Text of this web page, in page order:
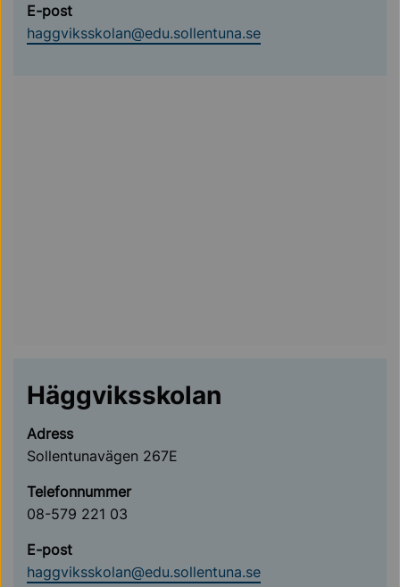
E-post
haggviksskolan@edu.sollentuna.se
Häggviksskolan
Adress
Sollentunavägen 267E
Telefonnummer
08-579 221 03
E-post
haggviksskolan@edu.sollentuna.se